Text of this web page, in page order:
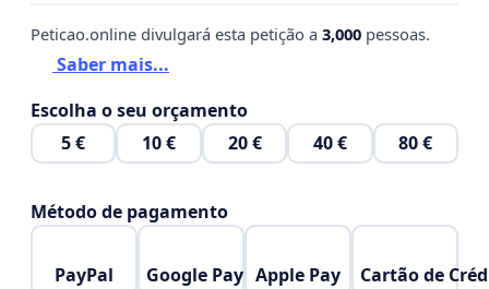
Peticao.online divulgará esta petição a 3,000 pessoas.
Saber mais...
Escolha o seu orçamento
5 €
10 € 20 € 40 € 80 €
Método de pagamento
PayPal Google Pay Apple Pay Cartão de